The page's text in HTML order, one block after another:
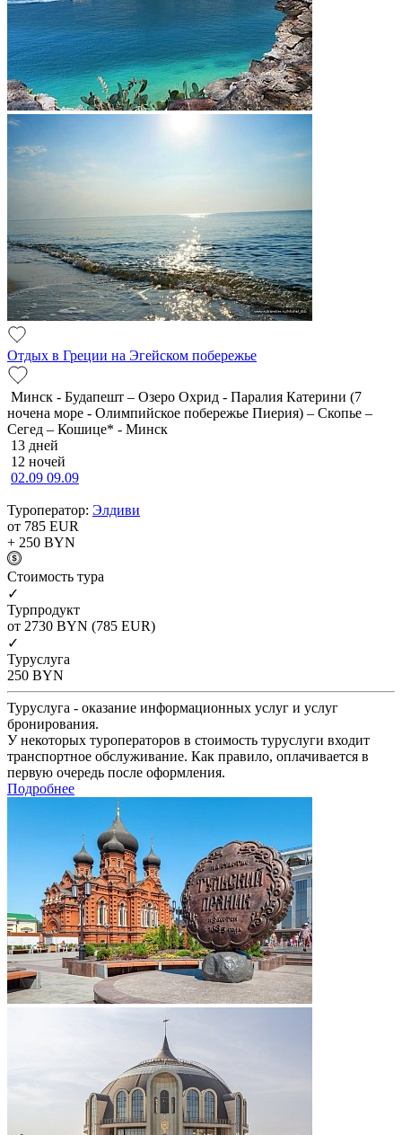
Отдых в Греции на Эгейском побережье
Минск - Будапешт – Озеро Охрид - Паралия Катерини (7
ночена море - Олимпийское побережье Пиерия) – Скопье –
Сегед – Кошице* - Минск
13 дней
12 ночей
02.09 09.09
Туроператор: Элдиви
от 785 EUR
+ 250 BYN
Cтоимость тура
✓
Турпродукт
от 2730 BYN (785 EUR)
✓
Туруслуга
250 BYN
Туруслуга - оказание информационных услуг и услуг
бронирования.
У некоторых туроператоров в стоимость туруслуги входит
транспортное обслуживание. Как правило, оплачивается в
первую очередь после оформления.
Подробнее